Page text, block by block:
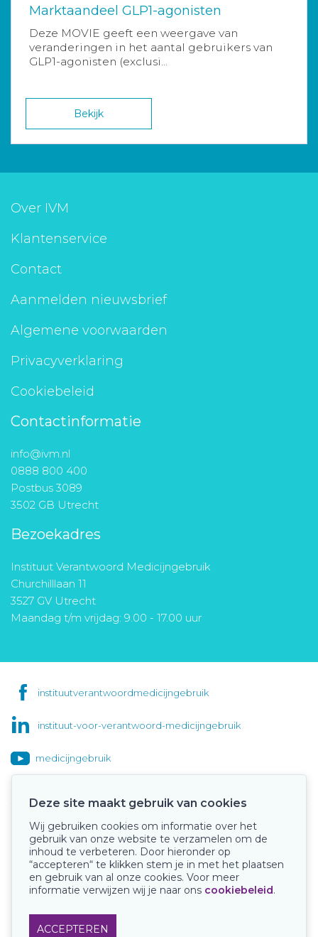
Marktaandeel GLP1-agonisten
Deze MOVIE geeft een weergave van
veranderingen in het aantal gebruikers van
GLP1-agonisten (exclusi...
Bekijk
Over IVM
Klantenservice
Contact
Aanmelden nieuwsbrief
Algemene voorwaarden
Privacyverklaring
Cookiebeleid
Contactinformatie
info@ivm.nl
0888 800 400
Postbus 3089
3502 GB Utrecht
Bezoekadres
Instituut Verantwoord Medicijngebruik
Churchilllaan 11
3527 GV Utrecht
Maandag t/m vrijdag: 9.00 - 17.00 uur
instituutverantwoordmedicijngebruik
instituut-voor-verantwoord-medicijngebruik
medicijngebruik
Onze keurmerken
Deze site maakt gebruik van cookies
Wij gebruiken cookies om informatie over het
gebruik van onze website te verzamelen om de
inhoud te verbeteren. Door hieronder op
“accepteren“ te klikken stem je in met het plaatsen
en gebruik van al onze cookies. Voor meer
informatie verwijzen wij je naar ons cookiebeleid.
ACCEPTEREN